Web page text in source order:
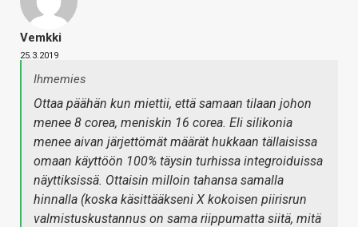
Vemkki
25.3.2019
Ihmemies
Ottaa päähän kun miettii, että samaan tilaan johon
menee 8 corea, meniskin 16 corea. Eli silikonia
menee aivan järjettömät määrät hukkaan tällaisissa
omaan käyttöön 100% täysin turhissa integroiduissa
näyttiksissä. Ottaisin milloin tahansa samalla
hinnalla (koska käsittääkseni X kokoisen piirisrun
valmistuskustannus on sama riippumatta siitä, mitä